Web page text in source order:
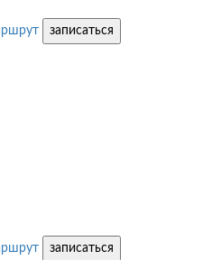
записаться
записаться